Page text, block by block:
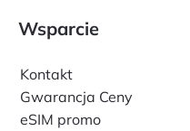
Wsparcie
Kontakt
Gwarancja Ceny
eSIM promo